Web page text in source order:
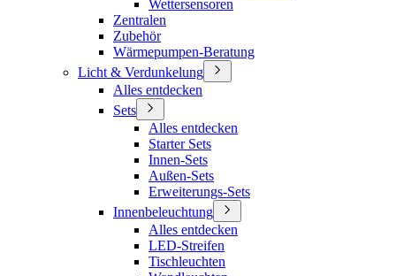
Wettersensoren
Zentralen
Zubehör
Wärmepumpen-Beratung
Licht & Verdunkelung
Alles entdecken
Sets
Alles entdecken
Starter Sets
Innen-Sets
Außen-Sets
Erweiterungs-Sets
Innenbeleuchtung
Alles entdecken
LED-Streifen
Tischleuchten